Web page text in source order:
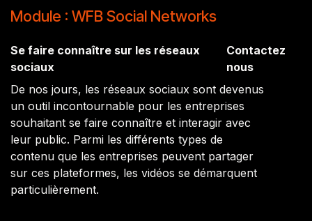
Module : WFB Social Networks
Se faire connaître sur les réseaux
sociaux
Contactez
nous
De nos jours, les réseaux sociaux sont devenus
un outil incontournable pour les entreprises
souhaitant se faire connaître et interagir avec
leur public. Parmi les différents types de
contenu que les entreprises peuvent partager
sur ces plateformes, les vidéos se démarquent
particulièrement.